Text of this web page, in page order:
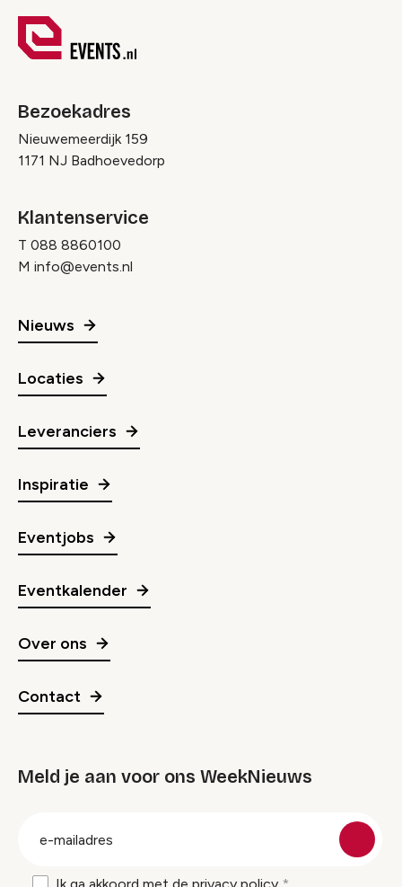
Bezoekadres
Nieuwemeerdijk 159
1171 NJ Badhoevedorp
Klantenservice
T 088 8860100
M info@events.nl
Nieuws
Locaties
Leveranciers
Inspiratie
Eventjobs
Eventkalender
Over ons
Contact
Meld je aan voor ons WeekNieuws